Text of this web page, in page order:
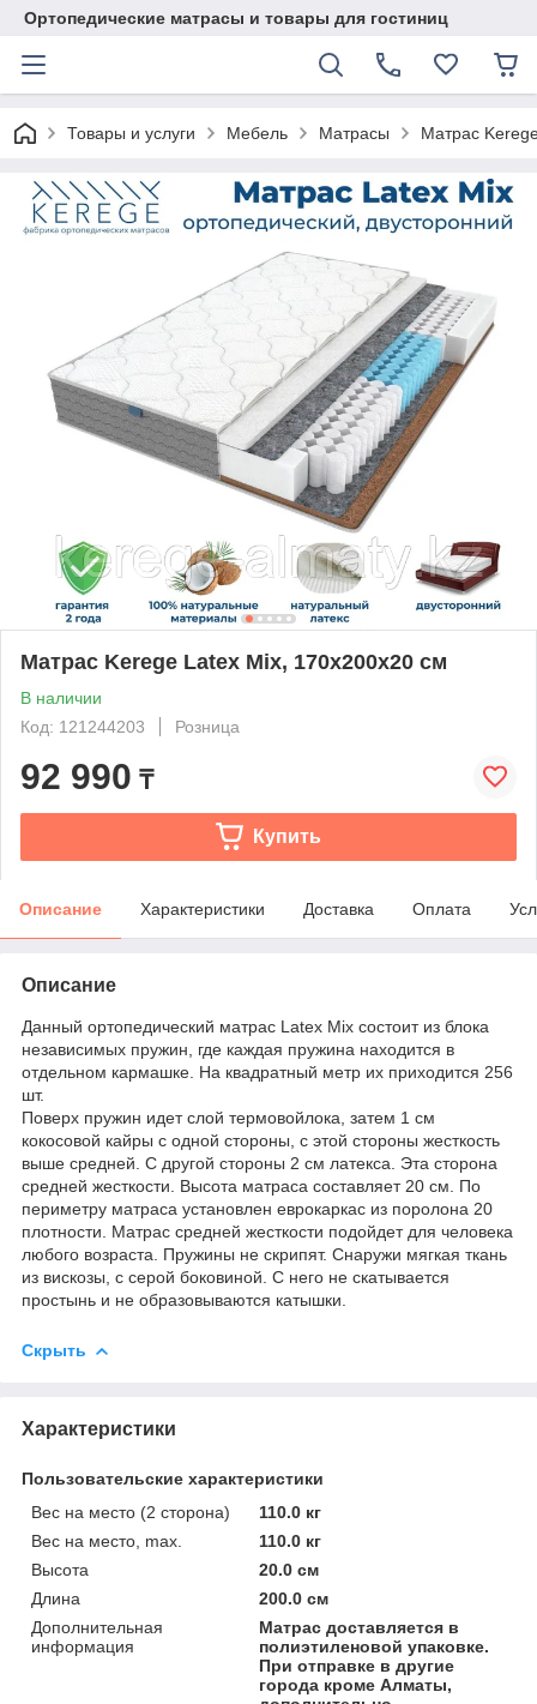
Ортопедические матрасы и товары для гостиниц
Товары и услуги Мебель Матрасы Матрас
Матрас Kerege Latex Mix, 170x200x20 см
В наличии
Код: 121244203
Розница
92 990 ₸
Купить
Описание Характеристики Доставка Оплата
Описание
Данный ортопедический матрас Latex Mix состоит из блока
независимых пружин, где каждая пружина находится в
отдельном кармашке. На квадратный метр их приходится 256
шт.
Поверх пружин идет слой термовойлока, затем 1 см
кокосовой кайры c одной стороны, с этой стороны жесткость
выше средней. С другой стороны 2 см латекса. Эта сторона
средней жесткости. Высота матраса составляет 20 см. По
периметру матраса установлен еврокаркас из поролона 20
плотности. Матрас средней жесткости подойдет для человека
любого возраста. Пружины не скрипят. Снаружи мягкая ткань
из вискозы, с серой боковиной. С него не скатывается
простынь и не образовываются катышки.
Скрыть
Характеристики
Пользовательские характеристики
Вес на место (2 сторона)
110.0 кг
Вес на место, max.
110.0 кг
Высота
20.0 см
Длина
200.0 см
Дополнительная
информация
Матрас доставляется в
полиэтиленовой упаковке.
При отправке в другие
города кроме Алматы,